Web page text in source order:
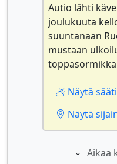
Autio lähti
joulukuuta
suuntanaan
mustaan
Näytä
Näytä
Aikaa